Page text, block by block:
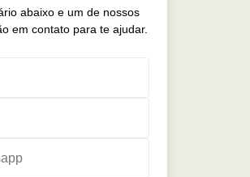
abaixo e um de nossos
em contato para te ajudar.